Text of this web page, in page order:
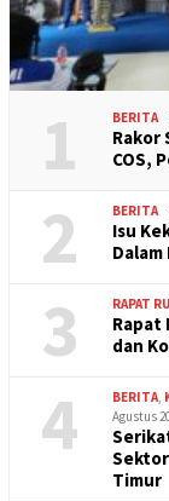
1 BERITA
Rakor
COS,
2 BERITA
Isu
Dalam
3 RAPAT
Rapat
dan
4 BERITA,
Agustus
Timur